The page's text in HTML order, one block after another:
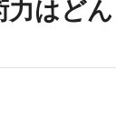
はどん